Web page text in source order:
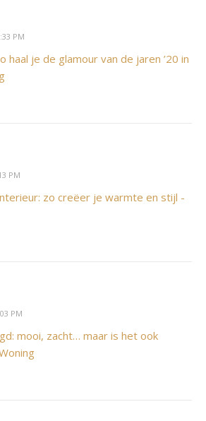
PM
haal je de glamour van de jaren ’20 in
PM
zo creëer je warmte en stijl -
PM
mooi, zacht… maar is het ook